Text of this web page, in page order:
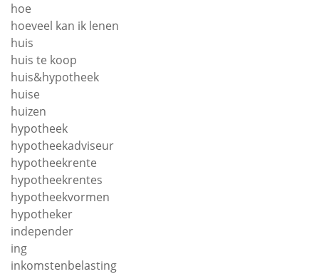
hoe
hoeveel kan ik lenen
huis
huis te koop
huis&hypotheek
huise
huizen
hypotheek
hypotheekadviseur
hypotheekrente
hypotheekrentes
hypotheekvormen
hypotheker
independer
ing
inkomstenbelasting